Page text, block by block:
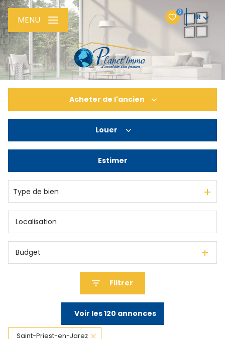
0
FR
MENU
Acheter de l'ancien
De l'immo pro
Louer
Estimer
Type de bien
Budget
Filtrer
Voir les120 annonces
Saint-Priest-en-Jarez